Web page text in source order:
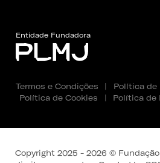
Entidade Fundadora
Termos e Condições | Política de
Política de Cookies
| Política de
Copyright 2025 - 2026 © Fundação